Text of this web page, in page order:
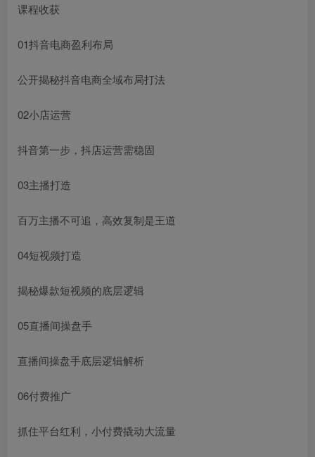
课程收获
01抖音电商盈利布局
公开揭秘抖音电商全域布局打法
02小店运营
抖音第一步，抖店运营需稳固
03主播打造
百万主播不可追，高效复制是王道
04短视频打造
揭秘爆款短视频的底层逻辑
05直播间操盘手
直播间操盘手底层逻辑解析
06付费推广
抓住平台红利，小付费撬动大流量